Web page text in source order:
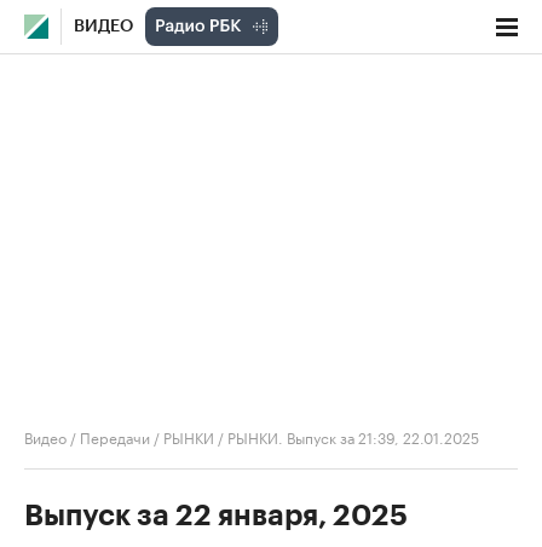
ВИДЕО
Видео / Передачи / РЫНКИ / РЫНКИ. Выпуск за 21:39, 22.01.2025
Выпуск за 22 января, 2025